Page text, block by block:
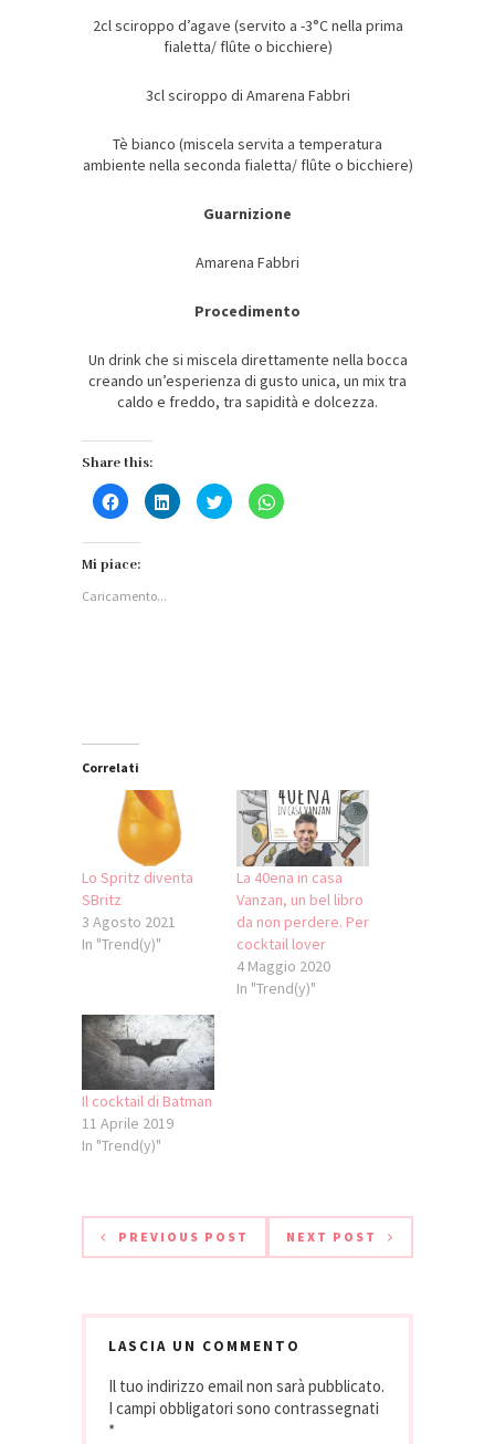
2cl sciroppo d’agave (servito a -3°C nella prima
fialetta/ flûte o bicchiere)
3cl sciroppo di Amarena Fabbri
Tè bianco (miscela servita a temperatura
ambiente nella seconda fialetta/ flûte o bicchiere)
Guarnizione
Amarena Fabbri
Procedimento
Un drink che si miscela direttamente nella bocca
creando un’esperienza di gusto unica, un mix tra
caldo e freddo, tra sapidità e dolcezza.
Share this:
Fai
clic
Facebook
apre
in
Fai
clic
Fai
clic
Fai
clic
Mi piace:
Caricamento...
Correlati
Lo Spritz diventa
SBritz
3 Agosto 2021
In "Trend(y)"
La 40ena in casa
Vanzan, un bel libro
da non perdere. Per
cocktail lover
4 Maggio 2020
In "Trend(y)"
Il cocktail di Batman
11 Aprile 2019
In "Trend(y)"
PREVIOUS POST NEXT POST
LASCIA UN COMMENTO
Il tuo indirizzo email non sarà pubblicato.
I campi obbligatori sono contrassegnati
*